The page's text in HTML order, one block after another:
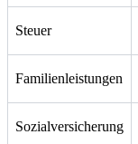
Steuer
Familienleistungen
Sozialversicherung